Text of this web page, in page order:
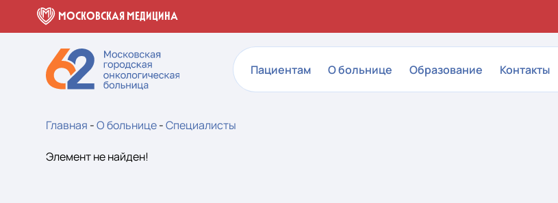
МОСКОВСКАЯ МЕДИЦИНА
Пациентам О больнице Образование Контакты
Главная -О больнице-Специалисты
Элемент не найден!